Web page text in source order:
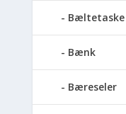
Bæltetaske
Bænk
Bæreseler